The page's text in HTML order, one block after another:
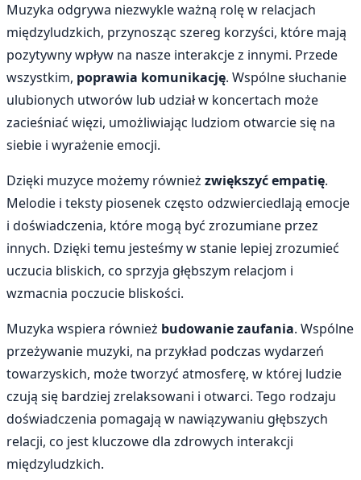
Muzyka odgrywa niezwykle ważną rolę w relacjach
międzyludzkich, przynosząc szereg korzyści, które mają
pozytywny wpływ na nasze interakcje z innymi. Przede
wszystkim, poprawia komunikację. Wspólne słuchanie
ulubionych utworów lub udział w koncertach może
zacieśniać więzi, umożliwiając ludziom otwarcie się na
siebie i wyrażenie emocji.
Dzięki muzyce możemy również zwiększyć empatię.
Melodie i teksty piosenek często odzwierciedlają emocje
i doświadczenia, które mogą być zrozumiane przez
innych. Dzięki temu jesteśmy w stanie lepiej zrozumieć
uczucia bliskich, co sprzyja głębszym relacjom i
wzmacnia poczucie bliskości.
Muzyka wspiera również budowanie zaufania. Wspólne
przeżywanie muzyki, na przykład podczas wydarzeń
towarzyskich, może tworzyć atmosferę, w której ludzie
czują się bardziej zrelaksowani i otwarci. Tego rodzaju
doświadczenia pomagają w nawiązywaniu głębszych
relacji, co jest kluczowe dla zdrowych interakcji
międzyludzkich.